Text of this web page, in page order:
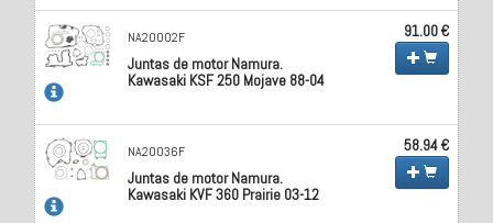
NA20002F
Juntas de motor Namura.
Kawasaki KSF 250 Mojave 88-04
91.00 €
NA20036F
Juntas de motor Namura.
Kawasaki KVF 360 Prairie 03-12
58.94 €